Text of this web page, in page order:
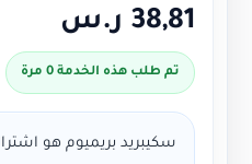
38,81 ر.س
تم طلب هذه الخدمة 0 مرة
سكيبريد بريميوم هو